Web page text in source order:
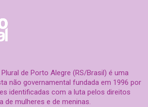
de Porto Alegre (RS/Brasil) é uma
não governamental fundada em 1996 por
identificadas com a luta pelos direitos
de mulheres e de meninas.